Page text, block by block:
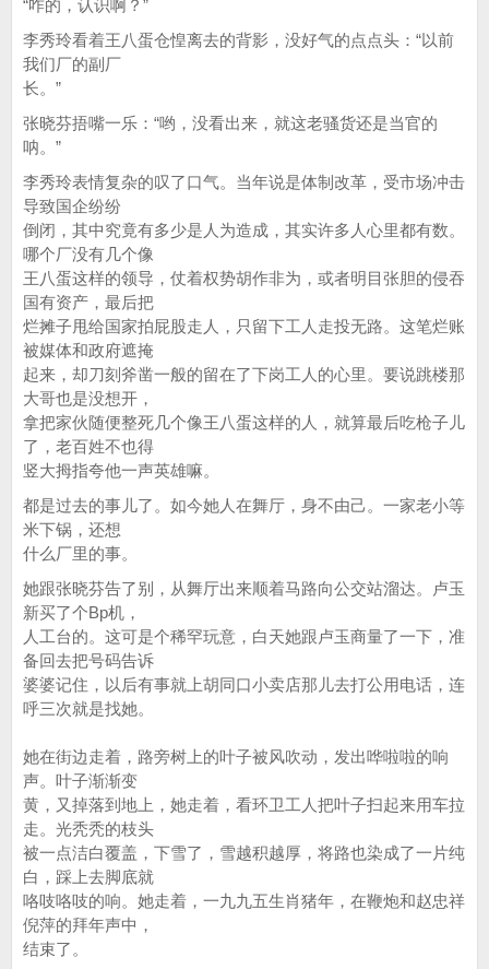
“咋的，认识啊？”
李秀玲看着王八蛋仓惶离去的背影，没好气的点点头：“以前
我们厂的副厂
长。”
张晓芬捂嘴一乐：“哟，没看出来，就这老骚货还是当官的
呐。”
李秀玲表情复杂的叹了口气。当年说是体制改革，受市场冲击
导致国企纷纷
倒闭，其中究竟有多少是人为造成，其实许多人心里都有数。
哪个厂没有几个像
王八蛋这样的领导，仗着权势胡作非为，或者明目张胆的侵吞
国有资产，最后把
烂摊子甩给国家拍屁股走人，只留下工人走投无路。这笔烂账
被媒体和政府遮掩
起来，却刀刻斧凿一般的留在了下岗工人的心里。要说跳楼那
大哥也是没想开，
拿把家伙随便整死几个像王八蛋这样的人，就算最后吃枪子儿
了，老百姓不也得
竖大拇指夸他一声英雄嘛。
都是过去的事儿了。如今她人在舞厅，身不由己。一家老小等
米下锅，还想
什么厂里的事。
她跟张晓芬告了别，从舞厅出来顺着马路向公交站溜达。卢玉
新买了个Bp机，
人工台的。这可是个稀罕玩意，白天她跟卢玉商量了一下，准
备回去把号码告诉
婆婆记住，以后有事就上胡同口小卖店那儿去打公用电话，连
呼三次就是找她。
她在街边走着，路旁树上的叶子被风吹动，发出哗啦啦的响
声。叶子渐渐变
黄，又掉落到地上，她走着，看环卫工人把叶子扫起来用车拉
走。光秃秃的枝头
被一点洁白覆盖，下雪了，雪越积越厚，将路也染成了一片纯
白，踩上去脚底就
咯吱咯吱的响。她走着，一九九五生肖猪年，在鞭炮和赵忠祥
倪萍的拜年声中，
结束了。